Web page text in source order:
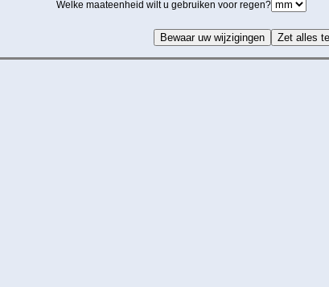
Welke maateenheid wilt u gebruiken voor regen?
Bewaar uw wijzigingen